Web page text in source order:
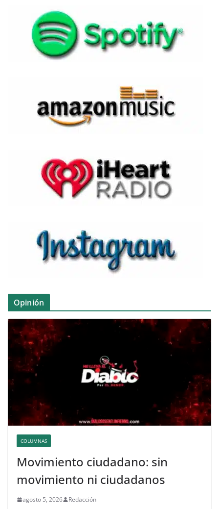
Opinión
COLUMNAS
Movimiento ciudadano: sin
movimiento ni ciudadanos
agosto 5, 2026 Redacción